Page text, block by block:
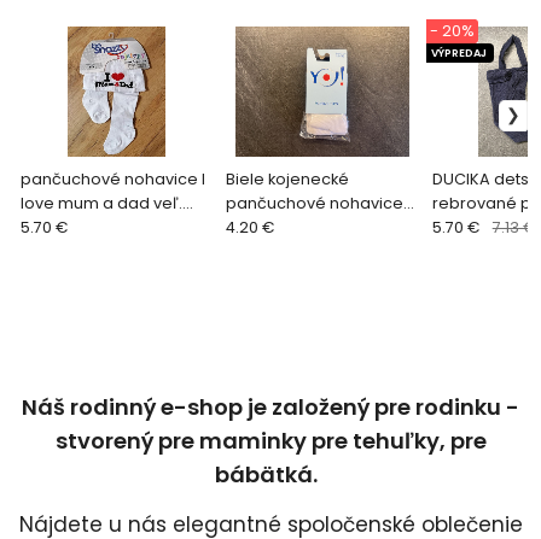
pančuchové nohavice I
love mum a dad veľ.
52/56
5.70 €
Biele kojenecké
pančuchové nohavice
52/56
4.20 €
DUCIKA
rebrované
100% bavlny
VÝPREDAJ
- 20%
5.70 € 7.13 €
Náš rodinný e-shop je založený pre rodinku -
stvorený pre maminky pre tehuľky, pre
bábätká.
Nájdete u nás elegantné spoločenské oblečenie